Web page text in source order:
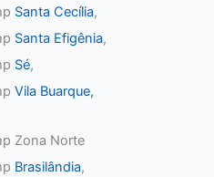
Santa Cecília,
Santa Efigênia,
Sé,
Vila Buarque,
Zona Norte
Brasilândia,